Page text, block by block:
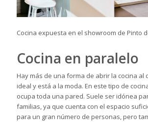
Cocina expuesta en el showroom de Pinto
Cocina en paralelo
Hay más de una forma de abrir la cocina al
ideal y está a la moda. En este tipo de
ocupa toda una pared. Suele ser idónea
familias, ya que cuenta con el espacio
para un gran número de personas, pero